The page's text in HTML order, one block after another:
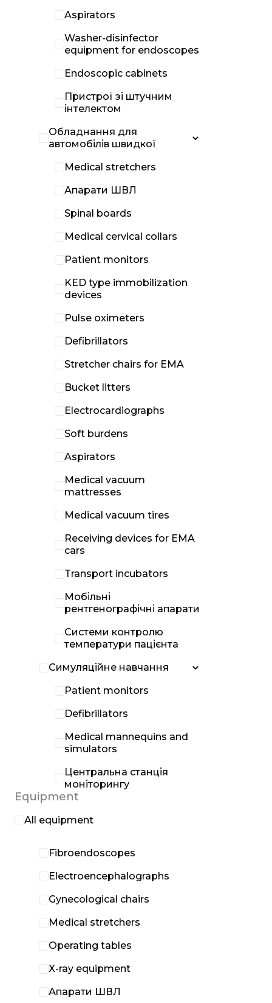
Aspirators
Washer-disinfector
equipment for endoscopes
Endoscopic cabinets
Пристрої зі штучним
інтелектом
Обладнання для
автомобілів швидкої
Medical stretchers
Апарати ШВЛ
Spinal boards
Medical cervical collars
Patient monitors
KED type immobilization
devices
Pulse oximeters
Defibrillators
Stretcher chairs for EMA
Bucket litters
Electrocardiographs
Soft burdens
Aspirators
Medical vacuum
mattresses
Medical vacuum tires
Receiving devices for EMA
cars
Transport incubators
Мобільні
рентгенографічні апарати
Системи контролю
температури пацієнта
Симуляційне навчання
Patient monitors
Defibrillators
Medical mannequins and
simulators
Центральна станція
моніторингу
Equipment
All equipment
Fibroendoscopes
Electroencephalographs
Gynecological chairs
Medical stretchers
Operating tables
X-ray equipment
Апарати ШВЛ